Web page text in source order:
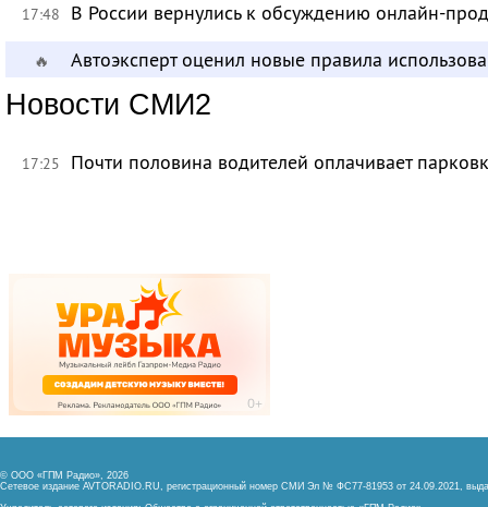
17:48 В России вернулись к обсуждению онлайн-
🔥 Автоэксперт оценил новые правила
Новости СМИ2
17:25 Почти половина водителей оплачивает
© ООО «ГПМ Радио», 2026
Сетевое издание AVTORADIO.RU, регистрационный номер СМИ Эл № ФС77-81953 от 24.09.2021,